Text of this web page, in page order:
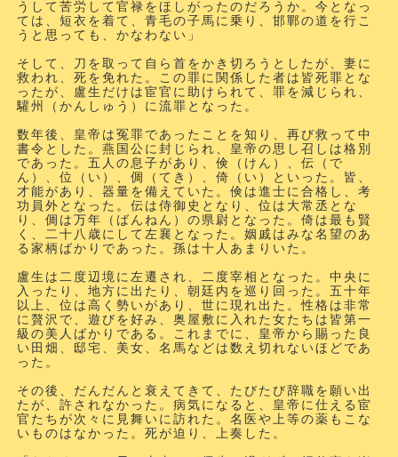
うして苦労して官禄をほしがったのだろうか。今となっ
ては、短衣を着て、青毛の子馬に乗り、邯鄲の道を行こ
うと思っても、かなわない」
そして、刀を取って自ら首をかき切ろうとしたが、妻に
救われ、死を免れた。この罪に関係した者は皆死罪とな
ったが、盧生だけは宦官に助けられて、罪を減じられ、
驩州（かんしゅう）に流罪となった。
数年後、皇帝は冤罪であったことを知り、再び救って中
書令とした。燕国公に封じられ、皇帝の思し召しは格別
であった。五人の息子があり、倹（けん）、伝（で
ん）、位（い）、倜（てき）、倚（い）といった。皆、
才能があり、器量を備えていた。倹は進士に合格し、考
功員外となった。伝は侍御史となり、位は大常丞とな
り、倜は万年（ばんねん）の県尉となった。倚は最も賢
く、二十八歳にして左襄となった。姻戚はみな名望のあ
る家柄ばかりであった。孫は十人あまりいた。
盧生は二度辺境に左遷され、二度宰相となった。中央に
入ったり、地方に出たり、朝廷内を巡り回った。五十年
以上、位は高く勢いがあり、世に現れ出た。性格は非常
に贅沢で、遊びを好み、奥屋敷に入れた女たちは皆第一
級の美人ばかりである。これまでに、皇帝から賜った良
い田畑、邸宅、美女、名馬などは数え切れないほどであ
った。
その後、だんだんと衰えてきて、たびたび辞職を願い出
たが、許されなかった。病気になると、皇帝に仕える宦
官たちが次々に見舞いに訪れた。名医や上等の薬もこな
いものはなかった。死が迫り、上奏した。